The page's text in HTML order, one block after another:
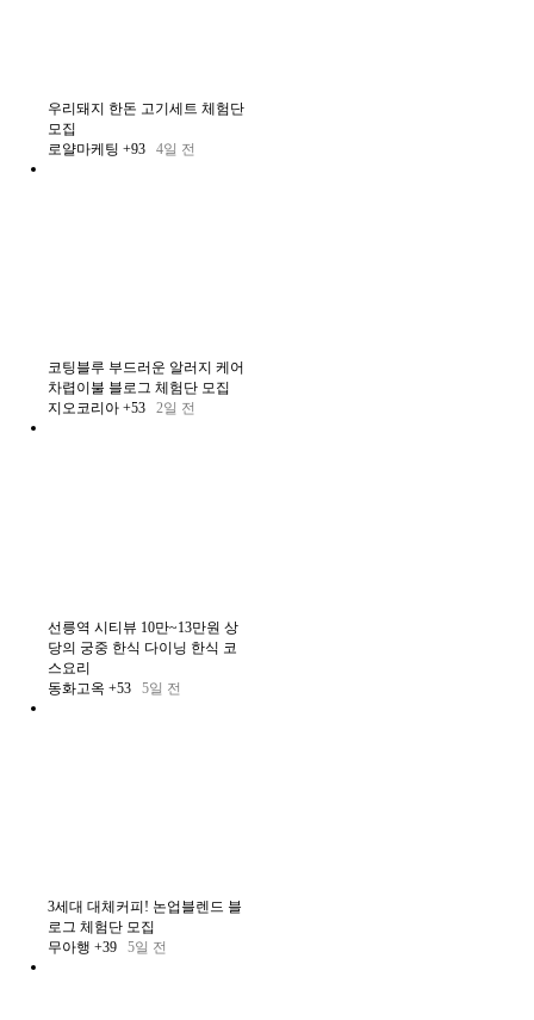
우리돼지 한돈 고기세트 체험단
모집
로얄마케팅 +93 4일 전
코팅블루 부드러운 알러지 케어
차렵이불 블로그 체험단 모집
지오코리아 +53 2일 전
선릉역 시티뷰 10만~13만원 상
당의 궁중 한식 다이닝 한식 코
스요리
동화고옥 +53 5일 전
3세대 대체커피! 논업블렌드 블
로그 체험단 모집
무아행 +39 5일 전